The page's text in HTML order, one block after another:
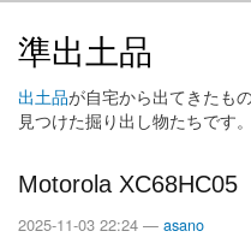
ン
ニ
ホーム
EMILY Board
Universal Monitor
コネクタ資料集
このサイトについて
リンク集
準出土品
出土品が自宅から出てきたも
見つけた掘り出し物たちです。
Motorola XC68HC05
2025-11-03 22:24 — asano